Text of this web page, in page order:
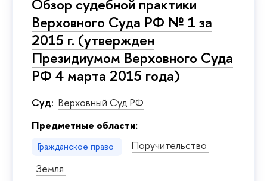
Обзор судебной практики
Верховного Суда РФ № 1 за
2015 г. (утвержден
Президиумом Верховного Суда
РФ 4 марта 2015 года)
Суд: Верховный Суд РФ
Предметные области:
Гражданское право
Поручительство
Земля